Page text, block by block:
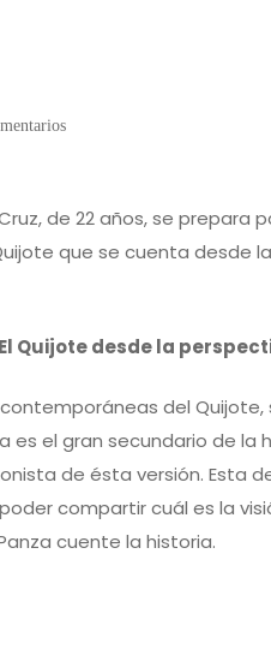
de 22 años, se prepara
que se cuenta desde
Quijote desde la
del
es el gran secundario de
de ésta versión. Esta
compartir cuál es la
cuente la historia.